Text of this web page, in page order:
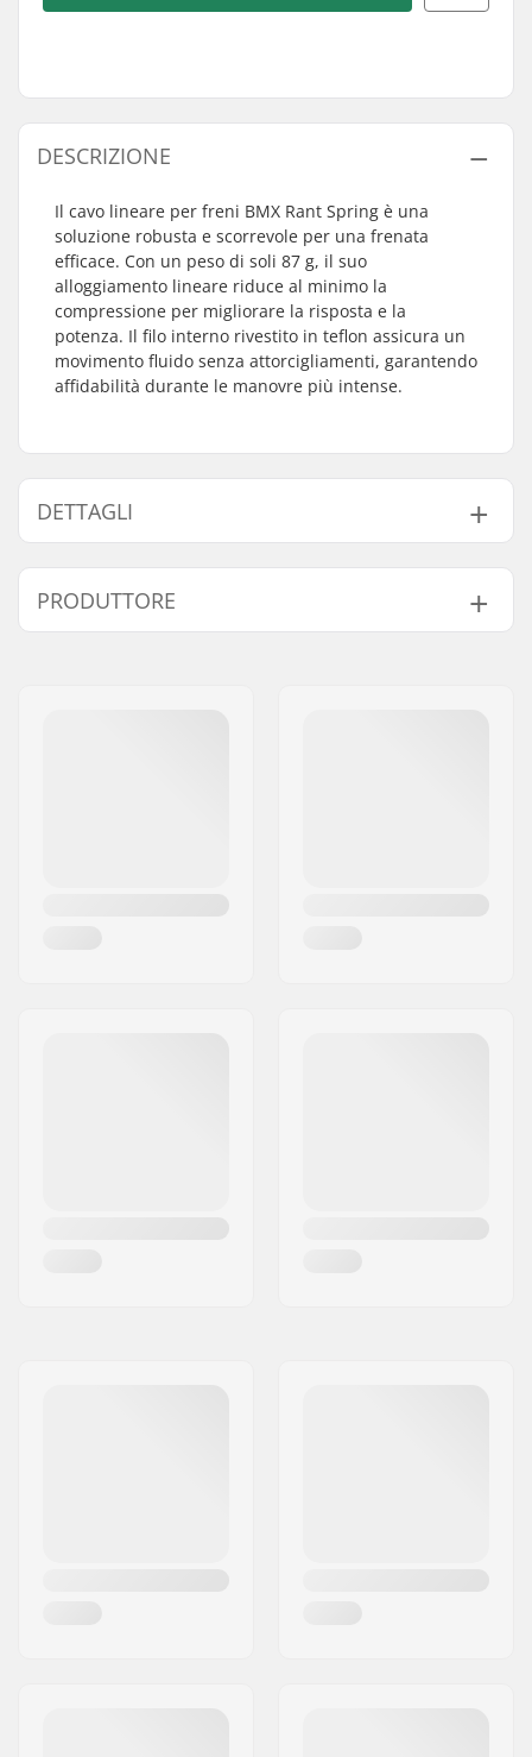
DESCRIZIONE
Il cavo lineare per freni BMX Rant Spring è una
soluzione robusta e scorrevole per una frenata
efficace. Con un peso di soli 87 g, il suo
alloggiamento lineare riduce al minimo la
compressione per migliorare la risposta e la
potenza. Il filo interno rivestito in teflon assicura un
movimento fluido senza attorcigliamenti, garantendo
affidabilità durante le manovre più intense.
DETTAGLI
Compatibile con Gyro:
No.
Peso:
PRODUTTORE